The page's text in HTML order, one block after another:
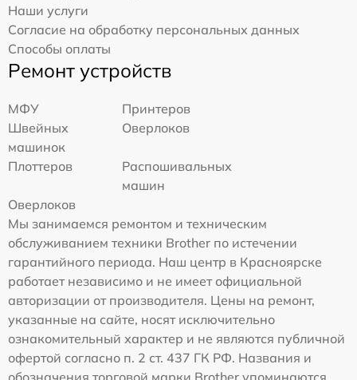
Наши услуги
Согласие на обработку персональных данных
Способы оплаты
Ремонт устройств
МФУ
Принтеров
Швейных
машинок
Оверлоков
Плоттеров
Распошивальных
машин
Оверлоков
Мы занимаемся ремонтом и техническим
обслуживанием техники Brother по истечении
гарантийного периода. Наш центр в Красноярске
работает независимо и не имеет официальной
авторизации от производителя. Цены на ремонт,
указанные на сайте, носят исключительно
ознакомительный характер и не являются публичной
офертой согласно п. 2 ст. 437 ГК РФ. Названия и
обозначения торговой марки Brother упоминаются